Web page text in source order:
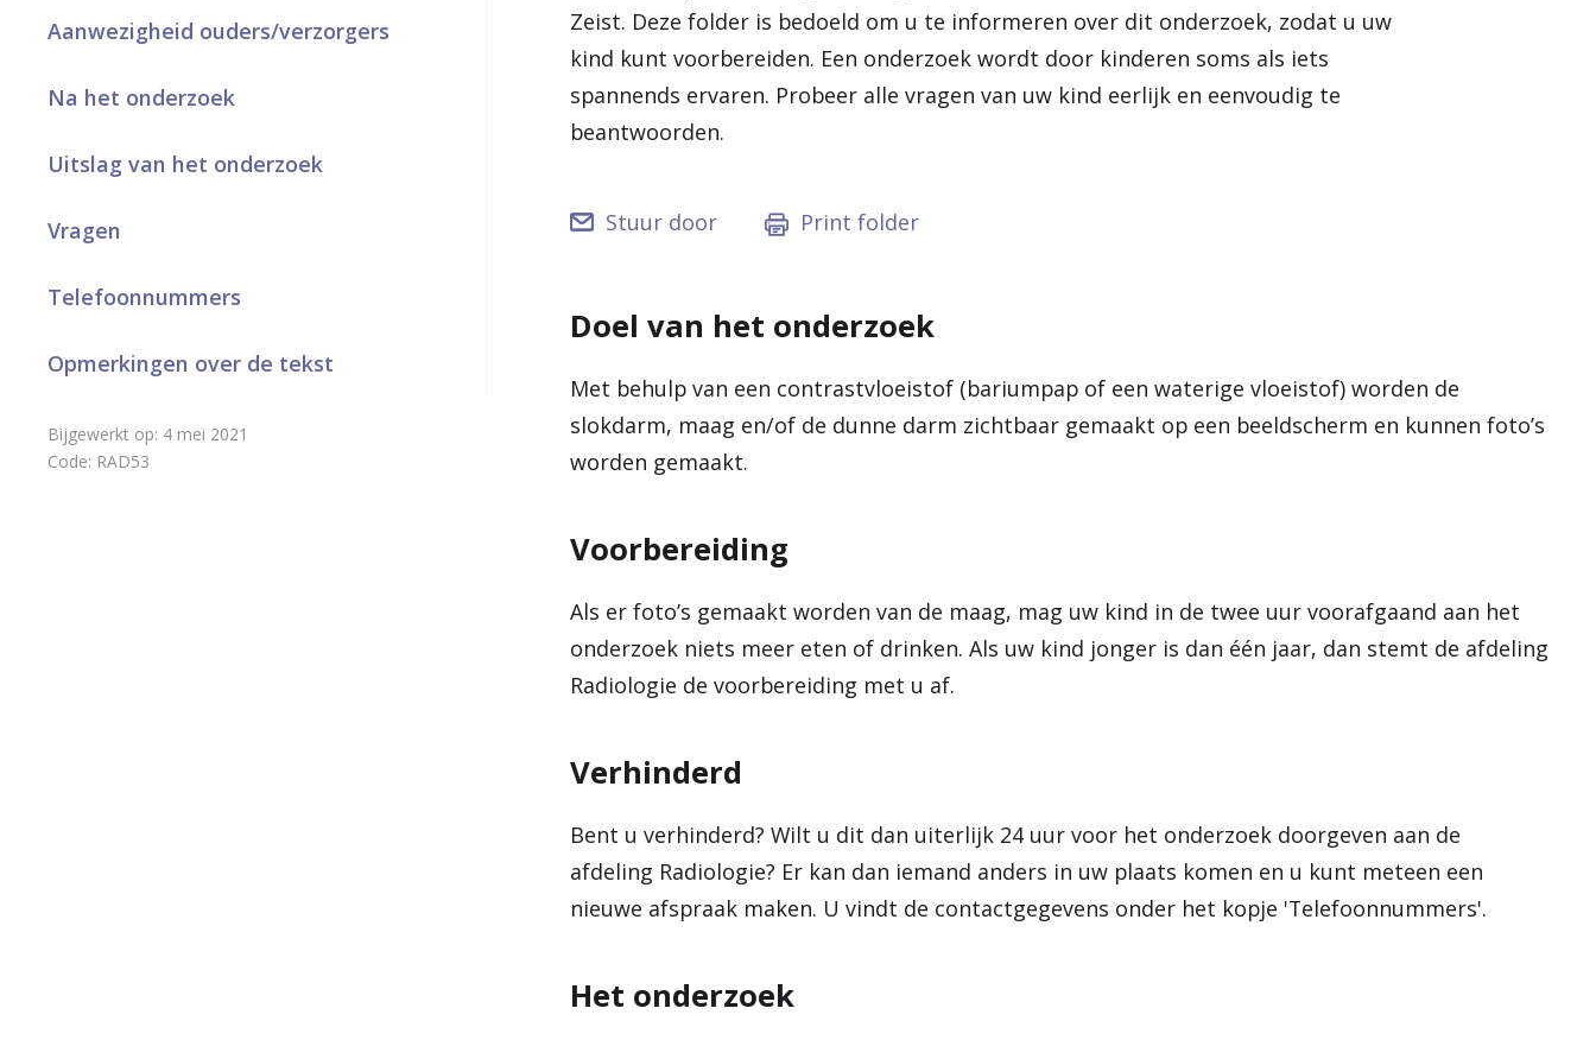
r
h
m
e
a
e
Aanwezigheid ouders/verzorgers
Na het onderzoek
Uitslag van het onderzoek
Vragen
Telefoonnummers
Opmerkingen over de tekst
Bijgewerkt op: 4 mei 2021
Code: RAD53
Zeist. Deze folder is bedoeld om u te informeren over dit onderzoek, zodat u uw
kind kunt voorbereiden. Een onderzoek wordt door kinderen soms als iets
spannends ervaren. Probeer alle vragen van uw kind eerlijk en eenvoudig te
beantwoorden.
Stuur door Print folder
Doel van het onderzoek
Met behulp van een contrastvloeistof (bariumpap of een waterige vloeistof) worden de
slokdarm, maag en/of de dunne darm zichtbaar gemaakt op een beeldscherm en kunnen foto’s
worden gemaakt.
Voorbereiding
Als er foto’s gemaakt worden van de maag, mag uw kind in de twee uur voorafgaand aan het
onderzoek niets meer eten of drinken. Als uw kind jonger is dan één jaar, dan stemt de afdeling
Radiologie de voorbereiding met u af.
Verhinderd
Bent u verhinderd? Wilt u dit dan uiterlijk 24 uur voor het onderzoek doorgeven aan de
afdeling Radiologie? Er kan dan iemand anders in uw plaats komen en u kunt meteen een
nieuwe afspraak maken. U vindt de contactgegevens onder het kopje 'Telefoonnummers'.
Het onderzoek